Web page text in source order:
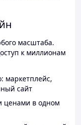
масштаба.
к миллионам
маркетплейс,
сайт
ценами в одном